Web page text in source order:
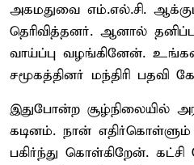
அகமதுவை எம்.எல்.சி.
தெரிவித்தனர். ஆனால்
வாய்ப்பு வழங்கினேன்.
சமூகத்தினர் மந்திரி பதவி
இதுபோன்ற சூழ்நிலையில்
கடினம். நான்
பகிர்ந்து கொள்கிறேன். கட்சி